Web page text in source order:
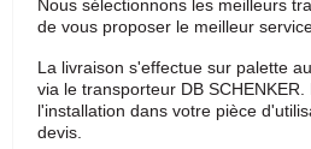
Nous sélectionnons les meilleurs
de vous proposer le meilleur
La livraison s'effectue sur palette
via le transporteur DB
l'installation dans votre pièce
devis.